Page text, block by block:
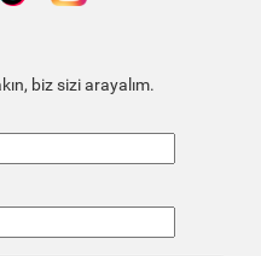
biz sizi arayalım.